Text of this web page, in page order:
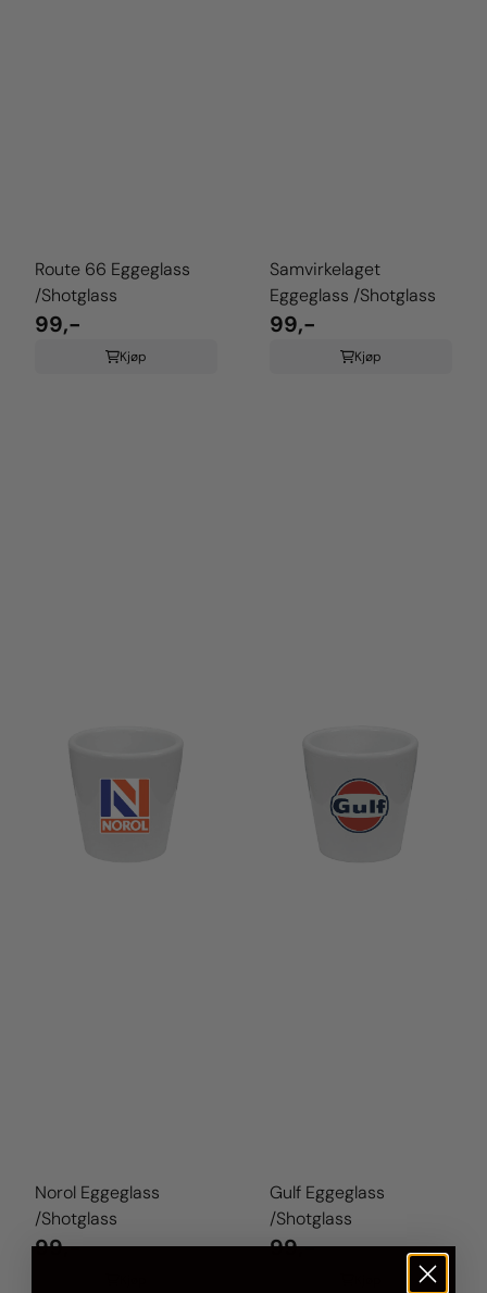
Route 66 Eggeglass
/Shotglass
99,-
Kjøp
Samvirkelaget
Eggeglass /Shotglass
99,-
Kjøp
Norol Eggeglass
/Shotglass
99,-
Gulf Eggeglass
/Shotglass
99,-